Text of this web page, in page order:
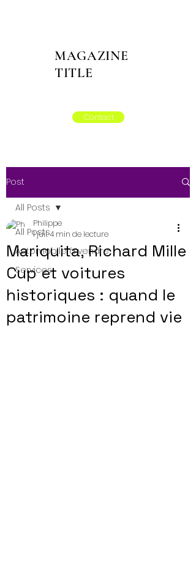
MAGAZINE
TITLE
Contact
Post
All Posts
Automobile à vendre
Services
All Posts
Mariquita, Richard Mille
Cup et voitures
historiques : quand le
patrimoine reprend vie
Philippe
1 juil.4 min de lecture